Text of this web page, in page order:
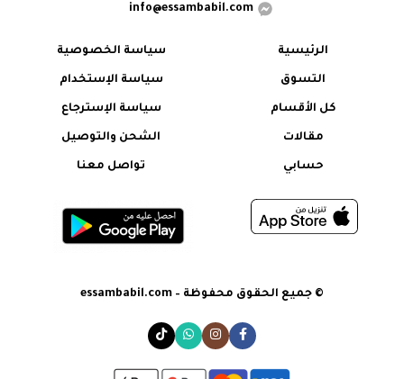
info@essambabil.com
الرئيسية
التسوق
كل الأقسام
مقالات
حسابي
سياسة الخصوصية
سياسة الإستخدام
سياسة الإسترجاع
الشحن والتوصيل
تواصل معنا
© جميع الحقوق محفوظة – essambabil.com